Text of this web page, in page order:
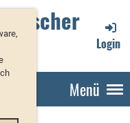
Login
Menü